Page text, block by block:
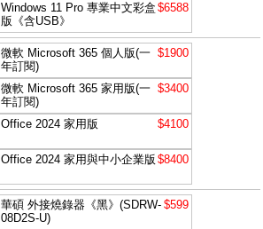
Windows 11 Pro 專業中文彩盒
版《含USB》
$6588
微軟 Microsoft 365 個人版(一
年訂閱)
$1900
微軟 Microsoft 365 家用版(一
年訂閱)
$3400
Office 2024 家用版 $4100
Office 2024 家用與中小企業版 $8400
華碩 外接燒錄器《黑》(SDRW-
08D2S-U)
$599